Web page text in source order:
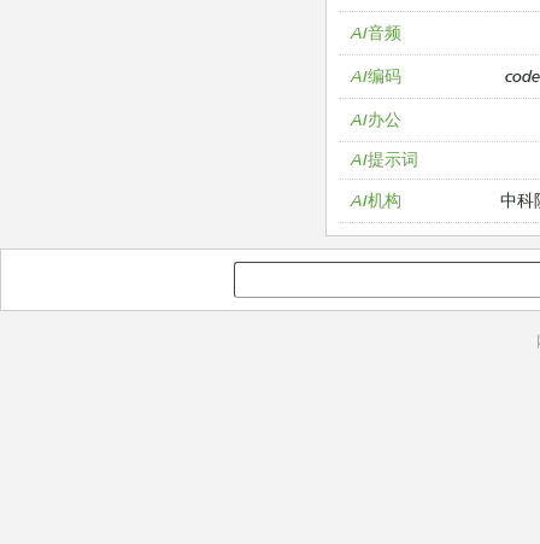
AI音频
AI编码
AI办公
AI提示词
AI机构
中科